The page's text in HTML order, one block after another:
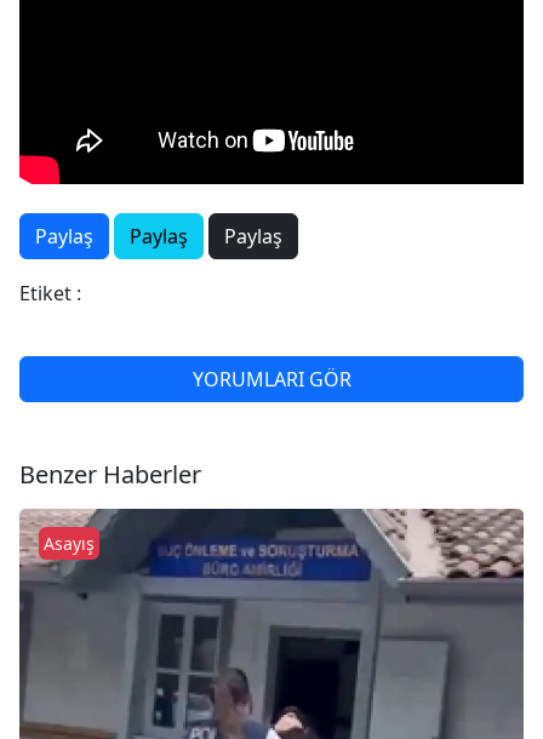
Paylaş Paylaş Paylaş
Etiket :
YORUMLARI GÖR
Benzer Haberler
Asayış